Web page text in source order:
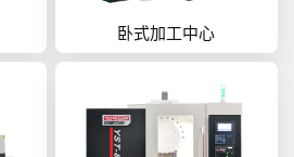
卧式加工中心